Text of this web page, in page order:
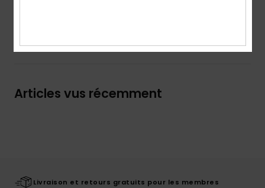
Livraison & Retours
Articles vus récemment
Livraison et retours gratuits pour les membres